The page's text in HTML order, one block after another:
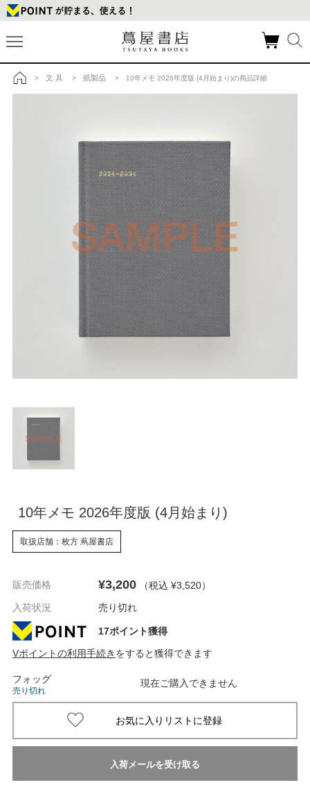
トップ
> 文 具 > 紙製品 > 10年メモ 2026年度版 (4月始まり)の商品詳細
10年メモ 2026年度版 (4月始まり)
取扱店舗：枚方 蔦屋書店
販売価格 ¥3,200 （税込 ¥3,520）
入荷状況
売り切れ
17ポイント獲得
Vポイントの利用手続き をすると獲得できます
フォッグ
売り切れ
現在ご購入できません